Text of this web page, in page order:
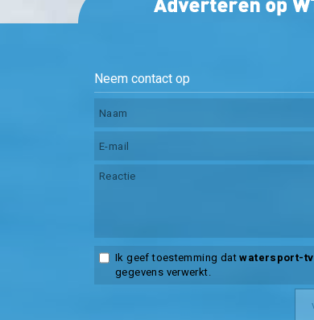
Neem contact op
Ik geef toestemming datwatersport-tv
gegevens verwerkt.